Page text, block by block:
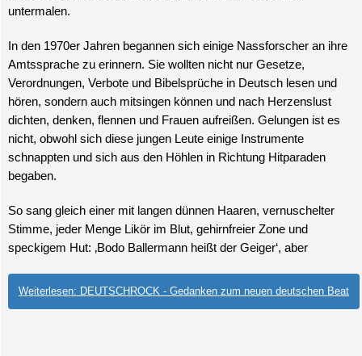
untermalen.
In den 1970er Jahren begannen sich einige Nassforscher an ihre
Amtssprache zu erinnern. Sie wollten nicht nur Gesetze,
Verordnungen, Verbote und Bibelsprüche in Deutsch lesen und
hören, sondern auch mitsingen können und nach Herzenslust
dichten, denken, flennen und Frauen aufreißen. Gelungen ist es
nicht, obwohl sich diese jungen Leute einige Instrumente
schnappten und sich aus den Höhlen in Richtung Hitparaden
begaben.
So sang gleich einer mit langen dünnen Haaren, vernuschelter
Stimme, jeder Menge Likör im Blut, gehirnfreier Zone und
speckigem Hut: ‚Bodo Ballermann heißt der Geiger‘, aber
Weiterlesen: DEUTSCHROCK - Gedanken zum neuen deutschen Beat